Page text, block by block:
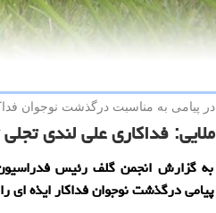
در پیامی به مناسبت درگذشت نوجوان
ملایی: فداکاری علی لندی
به گزارش انجمن گلف رئیس
پیامی درگذشت نوجوان فداکار ایذه ای